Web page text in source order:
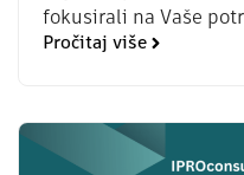
fokusirali na Vaše
Pročitaj više